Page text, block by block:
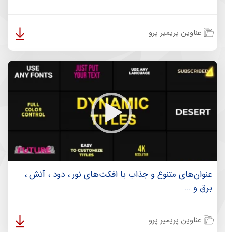
عناوین پریمیر پرو
عنوان‌های متنوع و جذاب با افکت‌های نور ، دود ، آتش ،
برق و ...
عناوین پریمیر پرو